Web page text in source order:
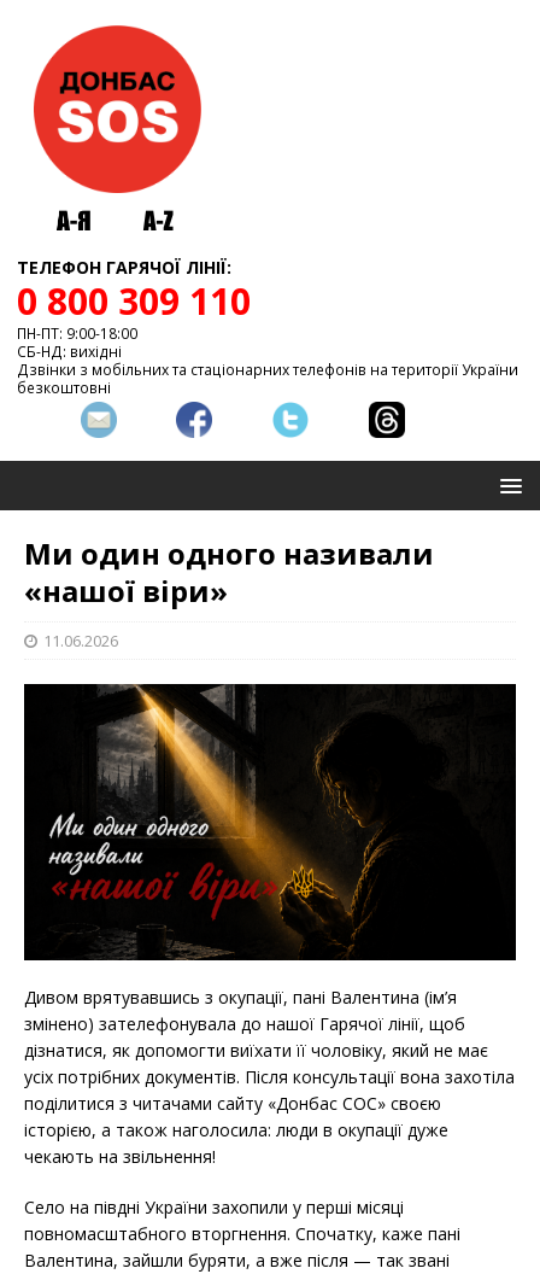
ТЕЛЕФОН ГАРЯЧОЇ ЛІНІЇ:
0 800 309 110
ПН-ПТ: 9:00-18:00
СБ-НД: вихідні
Дзвінки з мобільних та стаціонарних телефонів на території України
безкоштовні
Ми один одного називали
«нашої віри»
11.06.2026
Дивом врятувавшись з окупації, пані Валентина (ім’я
змінено) зателефонувала до нашої Гарячої лінії, щоб
дізнатися, як допомогти виїхати її чоловіку, який не має
усіх потрібних документів. Після консультації вона захотіла
поділитися з читачами сайту «Донбас СОС» своєю
історією, а також наголосила: люди в окупації дуже
чекають на звільнення!
Село на півдні України захопили у перші місяці
повномасштабного вторгнення. Спочатку, каже пані
Валентина, зайшли буряти, а вже після — так звані